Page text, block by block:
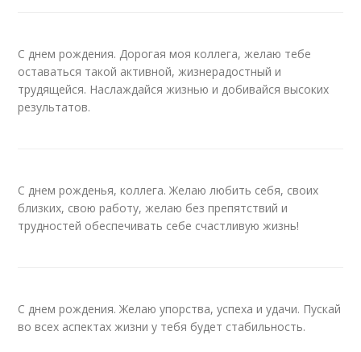
С днем рождения. Дорогая моя коллега, желаю тебе
оставаться такой активной, жизнерадостный и
трудящейся. Наслаждайся жизнью и добивайся высоких
результатов.
С днем рожденья, коллега. Желаю любить себя, своих
близких, свою работу, желаю без препятствий и
трудностей обеспечивать себе счастливую жизнь!
С днем рождения. Желаю упорства, успеха и удачи. Пускай
во всех аспектах жизни у тебя будет стабильность.